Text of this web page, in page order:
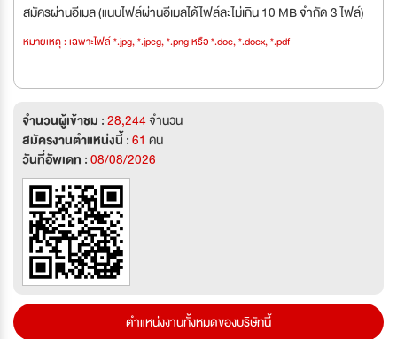
สมัครผ่านอีเมล (แนบไฟล์ผ่านอีเมลได้ไฟล์ละไม่เกิน 10 MB จำกัด 3 ไฟล์)
หมายเหตุ : เฉพาะไฟล์ *.jpg, *.jpeg, *.png หรือ *.doc, *.docx, *.pdf
จำนวนผู้เข้าชม :28,244จำนวน
สมัครงานตำแหน่งนี้ :61 คน
วันที่อัพเดท :08/08/2026
ตำแหน่งงานทั้งหมดของบริษัทนี้